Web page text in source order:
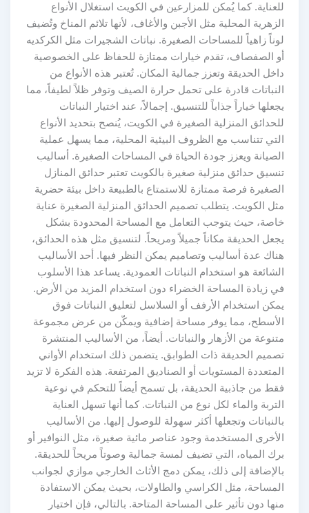
للعناية. كما يُمكن للمزارعين في الكويت استغلال الأنواع
الزهرية المحلية مثل الأجبن والأغاف، لأنها تلائم المناخ وتُضيف
لوناً زاهياً للمساحات الصغيرة. نباتات الشجيرات مثل الكركديه
أو الصفصاف، تقدم خيارات ممتازة للحفاظ على الخصوصية
داخل الحديقة وتعزز جمالية المكان. تُعتبر هذه الأنواع من
النباتات قادرة على تحمل حرارة الصيف وتوفر ظلاً لطيفاً، مما
يجعلها خياراً جذاباً للتنسيق. إجمالاً، عند اختيار النباتات
للحدائق المنزلية الصغيرة في الكويت، يُنصح بتحديد الأنواع
التي تتناسب مع الظروف البيئية المحلية، مما يسهل عملية
الصيانة ويعزز جودة الحياة في المساحات الصغيرة. أساليب
تنسيق حدائق منزلية صغيرة بالكويت تعتبر حدائق المنازل
الصغيرة فرصة ممتازة للاستمتاع بالطبيعة داخل بيئة حضرية
مثل الكويت. يتطلب تصميم الحدائق المنزلية الصغيرة عناية
خاصة، حيث يتوجب التعامل مع المساحة المحدودة بشكل
يجعل الحديقة مكاناً جميلاً ومريحاً. لتنسيق مثل هذه الحدائق،
هناك عدة أساليب وتصاميم يمكن النظر فيها. أحد الأساليب
الشائعة هو استخدام النباتات العمودية. يساعد هذا الأسلوب
في زيادة المساحة الخضراء دون استخدام المزيد من الأرض.
يمكن استخدام الأرفف أو السلاسل لتعليق النباتات فوق
الأسطح، مما يوفر مساحة إضافية ويمكّن من عرض مجموعة
متنوعة من الأزهار والنباتات. أيضاً، من الأساليب المنتشرة
تصميم الحديقة ذات الطوابق. يتضمن ذلك استخدام الأواني
المتعددة المستويات أو الصناديق المرتفعة. هذه الفكرة لا تزيد
فقط من جاذبية الحديقة، بل تسمح أيضاً للتحكم في نوعية
التربة والماء لكل نوع من النباتات. كما أنها تسهل العناية
بالنباتات وتجعلها أكثر سهولة للوصول إليها. من الأساليب
الأخرى المستخدمة وجود عناصر مائية صغيرة، مثل النوافير أو
برك المياه، التي تضيف لمسة جمالية وصوتاً مريحاً للحديقة.
بالإضافة إلى ذلك، يمكن دمج الأثاث الخارجي موازي لجوانب
المساحة، مثل الكراسي والطاولات، بحيث يمكن الاستفادة
منها دون تأثير على المساحة المتاحة. بالتالي، فإن اختيار